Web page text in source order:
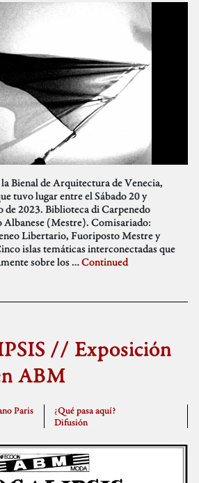
Bienal de Arquitectura de Venecia,
tuvo lugar entre el Sábado 20 y
de 2023. Biblioteca di Carpenedo
Albanese (Mestre). Comisariado:
Libertario, Fuoriposto Mestre y
islas temáticas interconectadas que
sobre los …Continued
// Exposición
ABM
Paris
¿Qué pasa aquí?
Difusión